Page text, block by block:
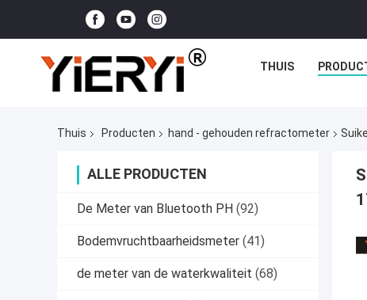
THUIS
Thuis Producten hand - gehouden refractometer
ALLE PRODUCTEN
De Meter van Bluetooth PH (92)
Bodemvruchtbaarheidsmeter (41)
de meter van de waterkwaliteit (68)